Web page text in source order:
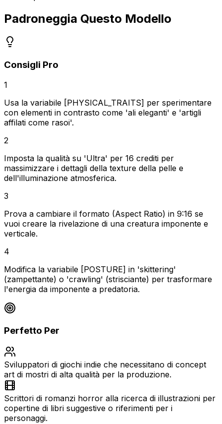
Padroneggia Questo Modello
Consigli Pro
1
Usa la variabile [PHYSICAL_TRAITS] per sperimentare
con elementi in contrasto come 'ali eleganti' e 'artigli
affilati come rasoi'.
2
Imposta la qualità su 'Ultra' per 16 crediti per
massimizzare i dettagli della texture della pelle e
dell'illuminazione atmosferica.
3
Prova a cambiare il formato (Aspect Ratio) in 9:16 se
vuoi creare la rivelazione di una creatura imponente e
verticale.
4
Modifica la variabile [POSTURE] in 'skittering'
(zampettante) o 'crawling' (strisciante) per trasformare
l'energia da imponente a predatoria.
Perfetto Per
Sviluppatori di giochi indie che necessitano di concept
art di mostri di alta qualità per la produzione.
Scrittori di romanzi horror alla ricerca di illustrazioni per
copertine di libri suggestive o riferimenti per i
personaggi.